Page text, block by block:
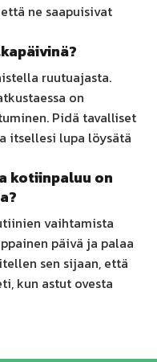
ne saapuisivat
ruutuajasta.
on
Pidä tavalliset
itsellesi lupa löysätä
kotiinpaluu on
vaihtamista
päivä ja palaa
sen sijaan, että
kun astut ovesta